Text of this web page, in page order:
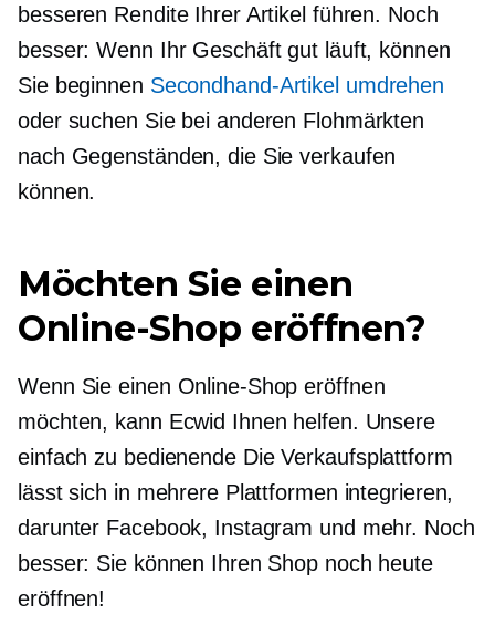
besseren Rendite Ihrer Artikel führen. Noch
besser: Wenn Ihr Geschäft gut läuft, können
Sie beginnen Secondhand-Artikel umdrehen
oder suchen Sie bei anderen Flohmärkten
nach Gegenständen, die Sie verkaufen
können.
Möchten Sie einen
Online-Shop eröffnen?
Wenn Sie einen Online-Shop eröffnen
möchten, kann Ecwid Ihnen helfen. Unsere
einfach zu bedienendeDie Verkaufsplattform
lässt sich in mehrere Plattformen integrieren,
darunter Facebook, Instagram und mehr. Noch
besser: Sie können Ihren Shop noch heute
eröffnen!